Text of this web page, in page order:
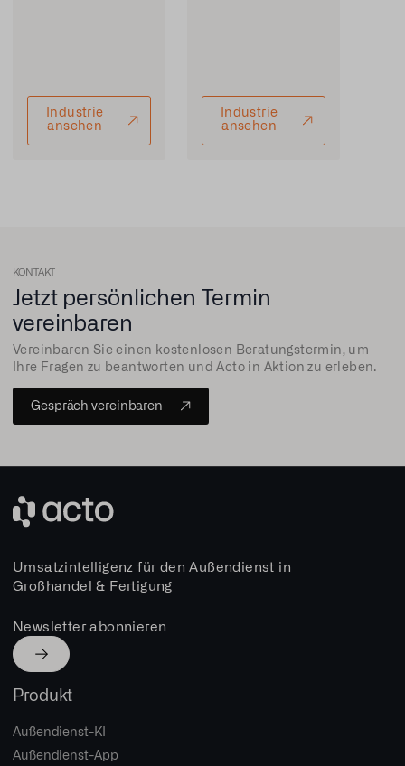
Industrie
ansehen
Industrie
ansehen
KONTAKT
Jetzt persönlichen Termin
vereinbaren
Vereinbaren Sie einen kostenlosen Beratungstermin, um
Ihre Fragen zu beantworten und Acto in Aktion zu erleben.
Gespräch vereinbaren
Umsatzintelligenz für den Außendienst in
Großhandel & Fertigung
Newsletter abonnieren
Produkt
Außendienst-KI
Außendienst-App